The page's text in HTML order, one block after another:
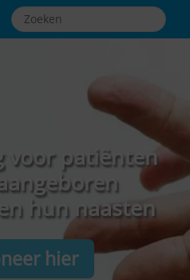
voor patiënten
hun naasten
hier